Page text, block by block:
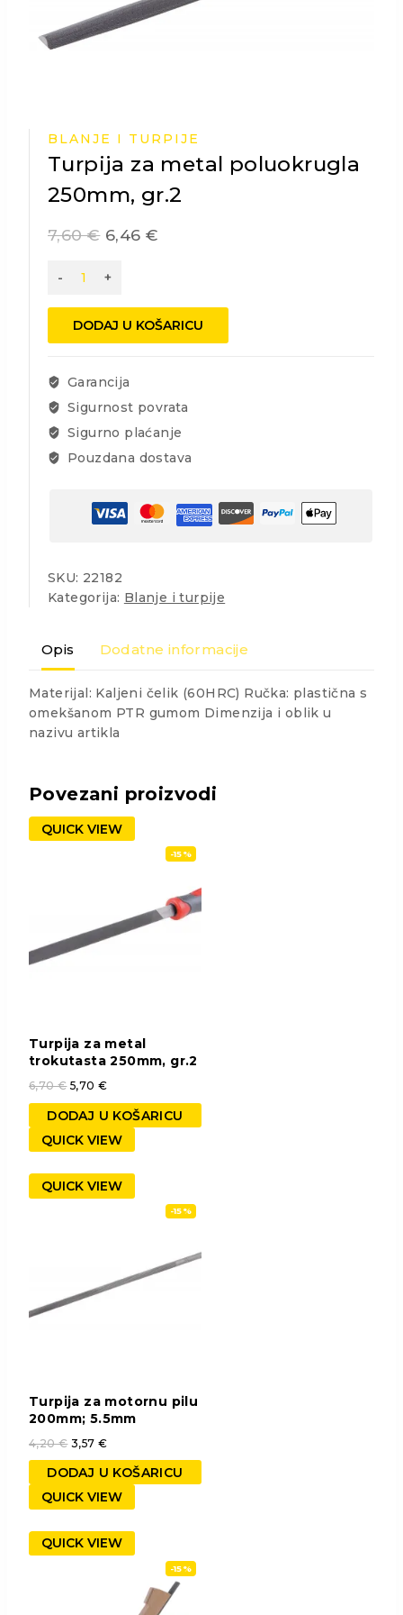
BLANJE I TURPIJE
Turpija za metal poluokrugla
250mm, gr.2
7,60€ 6,46 €
Turpija
metal
poluokrugla
250mm,
količina
DODAJ U KOŠARICU
Garancija
Sigurnost povrata
Sigurno plaćanje
Pouzdana dostava
SKU: 22182
Kategorija: Blanje i turpije
Opis Dodatne informacije
Materijal: Kaljeni čelik (60HRC) Ručka: plastična s
omekšanom PTR gumom Dimenzija i oblik u
nazivu artikla
Povezani proizvodi
QUICK VIEW
-15%
Turpija za metal
trokutasta 250mm, gr.2
6,70€ 5,70 €
DODAJ U KOŠARICU
QUICK VIEW
QUICK VIEW
-15%
Turpija za motornu pilu
200mm; 5.5mm
4,20€ 3,57 €
DODAJ U KOŠARICU
QUICK VIEW
QUICK VIEW
-15%